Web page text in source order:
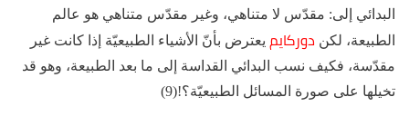
البدائي إلى: مقدّس لا متناهي، وغير مقدّس متناهي هو عالم
الطبيعة، لكن دوركايم يعترض بأنّ الأشياء الطبيعيّة إذا كانت غير
مقدّسة، فكيف نسب البدائي القداسة إلى ما بعد الطبيعة، وهو قد
تخيلها على صورة المسائل الطبيعيّة؟!(9)